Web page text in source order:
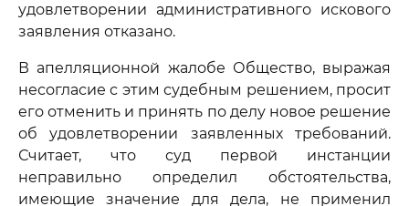
удовлетворении административного искового
заявления отказано.
В апелляционной жалобе Общество, выражая
несогласие с этим судебным решением, просит
его отменить и принять по делу новое решение
об удовлетворении заявленных требований.
Считает, что суд первой инстанции
неправильно определил обстоятельства,
имеющие значение для дела, не применил